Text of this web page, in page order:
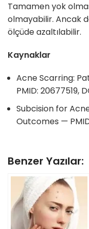
Tamamen yok
olmayabilir. Ancak
ölçüde azaltılabilir.
Kaynaklar
Acne Scarring:
PMID: 20677519,
Subcision for
Outcomes — PMID:
Benzer Yazılar: